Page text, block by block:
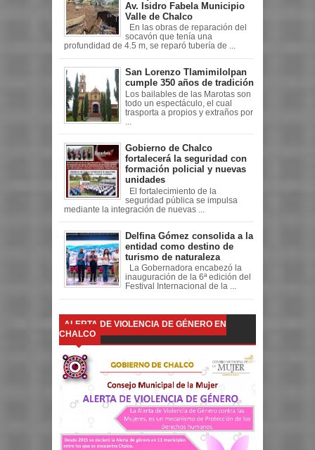
Av. Isidro Fabela Municipio
Valle de Chalco
En las obras de reparación del
socavón que tenía una
profundidad de 4.5 m, se reparó tubería de ...
San Lorenzo Tlamimilolpan
cumple 350 años de tradición
Los bailables de las Marotas son
todo un espectáculo, el cual
trasporta a propios y extraños por
Gobierno de Chalco
fortalecerá la seguridad con
formación policial y nuevas
unidades
El fortalecimiento de la
seguridad pública se impulsa
mediante la integración de nuevas ...
Delfina Gómez consolida a la
entidad como destino de
turismo de naturaleza
La Gobernadora encabezó la
inauguración de la 6ª edición del
Festival Internacional de la ...
ALERTA DE VIOLENCIA DE GÉNERO EN
CHALCO